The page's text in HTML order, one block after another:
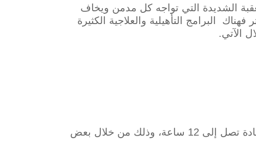
الشديدة التي تواجه كل مدمن ويخاف
البرامج التأهيلية والعلاجية الكثيرة
الآتي.
تظهر الأعراض الانسحابية للترامادول عندما يتوقف المدمن على التعاطي بفترة قليلة، عادة تصل إلى 12 ساعة، وذلك من خلال بعض